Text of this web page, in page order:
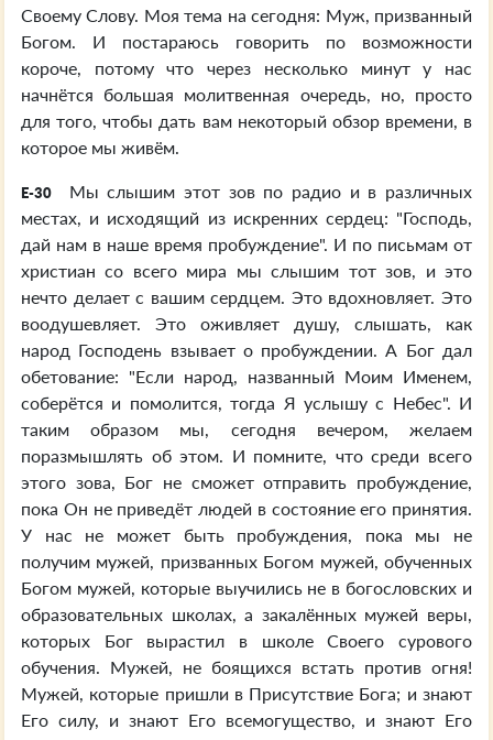
Своему Слову. Моя тема на сегодня: Муж, призванный
Богом. И постараюсь говорить по возможности
короче, потому что через несколько минут у нас
начнётся большая молитвенная очередь, но, просто
для того, чтобы дать вам некоторый обзор времени, в
которое мы живём.
E-30
Мы слышим этот зов по радио и в различных
местах, и исходящий из искренних сердец: "Господь,
дай нам в наше время пробуждение". И по письмам от
христиан со всего мира мы слышим тот зов, и это
нечто делает с вашим сердцем. Это вдохновляет. Это
воодушевляет. Это оживляет душу, слышать, как
народ Господень взывает о пробуждении. А Бог дал
обетование: "Если народ, названный Моим Именем,
соберётся и помолится, тогда Я услышу с Небес". И
таким образом мы, сегодня вечером, желаем
поразмышлять об этом. И помните, что среди всего
этого зова, Бог не сможет отправить пробуждение,
пока Он не приведёт людей в состояние его принятия.
У нас не может быть пробуждения, пока мы не
получим мужей, призванных Богом мужей, обученных
Богом мужей, которые выучились не в богословских и
образовательных школах, а закалённых мужей веры,
которых Бог вырастил в школе Своего сурового
обучения. Мужей, не боящихся встать против огня!
Мужей, которые пришли в Присутствие Бога; и знают
Его силу, и знают Его всемогущество, и знают Его